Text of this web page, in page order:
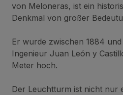
von Meloneras, ist ein
Denkmal von großer
Er wurde zwischen 1884
Ingenieur Juan León y
Meter hoch.
Der Leuchtturm ist nicht nur